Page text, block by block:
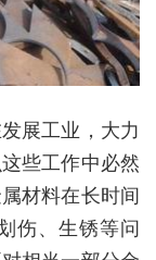
展工业，大力
些工作中必然
材料在长时间
伤、生锈等问